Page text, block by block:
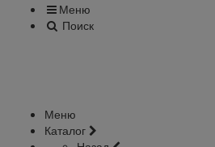
Меню
Поиск
Меню
Каталог